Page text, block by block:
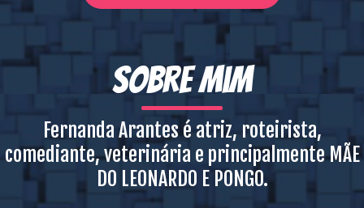
Sobre mim
Fernanda Arantes é atriz, roteirista,
comediante, veterinária e principalmente MÃE
DO LEONARDO E PONGO.